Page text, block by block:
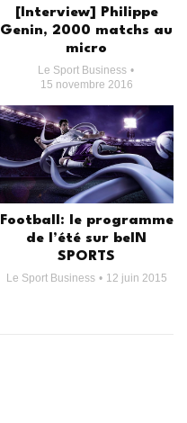
[Interview] Philippe
Genin, 2000 matchs au
micro
Le Sport Business
15 novembre 2016
Football: le programme
de l’été sur beIN
SPORTS
Le Sport Business 12 juin 2015